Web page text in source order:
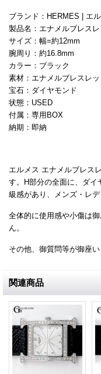
ブランド：HERMES | エ
製品名：エナメルブレス
サイズ：幅=約12mm
腕周り：約16.8mm
カラー：ブラック
素材：エナメルブレスレ
宝石：ダイヤモンド
状態：USED
付属：専用BOX
納期：即納
エルメス エナメルブレス
す。H部分の全面に、ダ
級感があり、メンズ・レ
全体的に使用感や小傷は
ん。
その他、御質問等が御座
関連商品